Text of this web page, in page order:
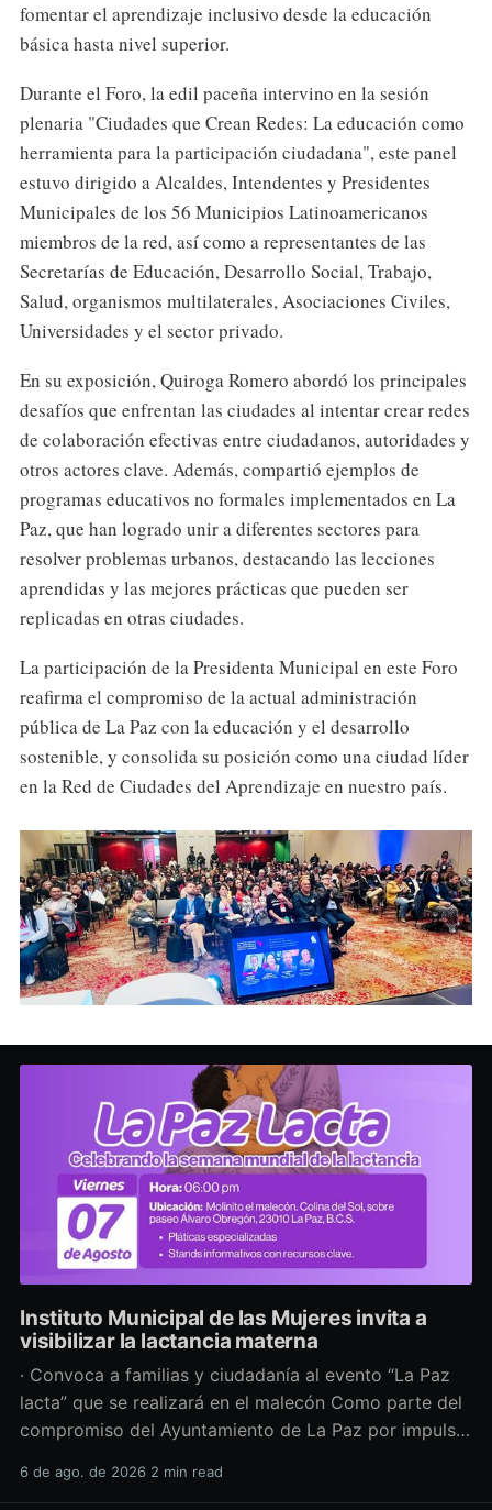
fomentar el aprendizaje inclusivo desde la educación
básica hasta nivel superior.
Durante el Foro, la edil paceña intervino en la sesión
plenaria "Ciudades que Crean Redes: La educación como
herramienta para la participación ciudadana", este panel
estuvo dirigido a Alcaldes, Intendentes y Presidentes
Municipales de los 56 Municipios Latinoamericanos
miembros de la red, así como a representantes de las
Secretarías de Educación, Desarrollo Social, Trabajo,
Salud, organismos multilaterales, Asociaciones Civiles,
Universidades y el sector privado.
En su exposición, Quiroga Romero abordó los principales
desafíos que enfrentan las ciudades al intentar crear redes
de colaboración efectivas entre ciudadanos, autoridades y
otros actores clave. Además, compartió ejemplos de
programas educativos no formales implementados en La
Paz, que han logrado unir a diferentes sectores para
resolver problemas urbanos, destacando las lecciones
aprendidas y las mejores prácticas que pueden ser
replicadas en otras ciudades.
La participación de la Presidenta Municipal en este Foro
reafirma el compromiso de la actual administración
pública de La Paz con la educación y el desarrollo
sostenible, y consolida su posición como una ciudad líder
en la Red de Ciudades del Aprendizaje en nuestro país.
Instituto Municipal de las Mujeres invita a
visibilizar la lactancia materna
· Convoca a familias y ciudadanía al evento “La Paz
lacta” que se realizará en el malecón Como parte del
compromiso del Ayuntamiento de La Paz por impulsar
salud y los derechos de las mujeres, así como generar
6 de ago. de 2026 2 min read